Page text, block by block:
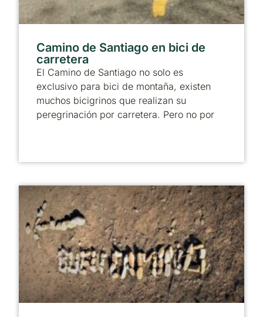
Camino de Santiago en bici de
carretera
El Camino de Santiago no solo es
exclusivo para bici de montaña, existen
muchos bicigrinos que realizan su
peregrinación por carretera. Pero no por